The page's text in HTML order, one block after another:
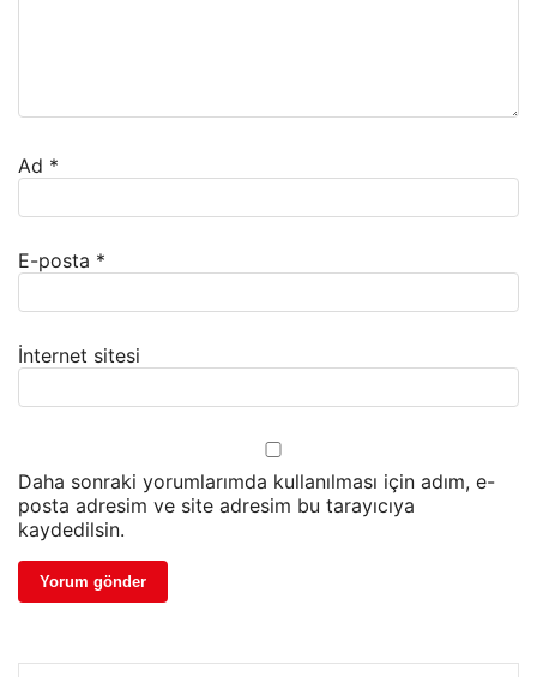
Ad *
E-posta *
İnternet sitesi
Daha sonraki yorumlarımda kullanılması için adım, e-
posta adresim ve site adresim bu tarayıcıya
kaydedilsin.